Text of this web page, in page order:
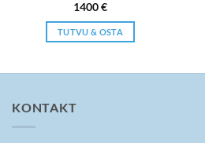
1400€
TUTVU & OSTA
KONTAKT